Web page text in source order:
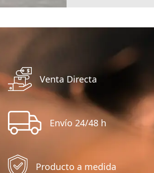
Venta Directa
Envío 24/48 h
Producto a medida